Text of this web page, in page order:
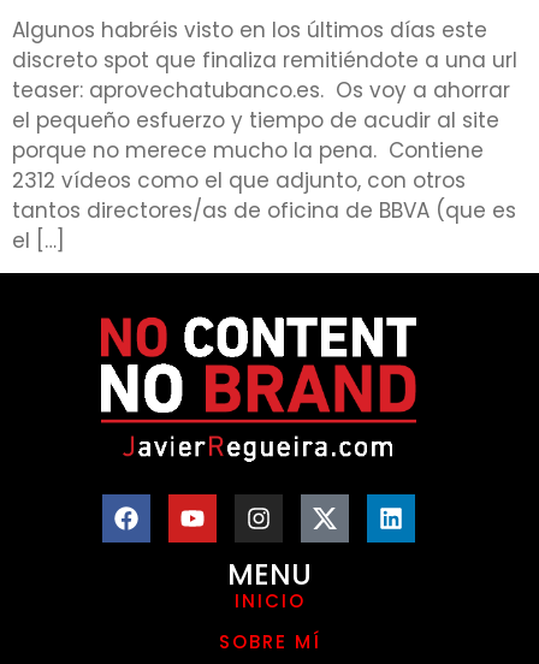
Algunos habréis visto en los últimos días este
discreto spot que finaliza remitiéndote a una url
teaser: aprovechatubanco.es. Os voy a ahorrar
el pequeño esfuerzo y tiempo de acudir al site
porque no merece mucho la pena. Contiene
2312 vídeos como el que adjunto, con otros
tantos directores/as de oficina de BBVA (que es
el […]
MENU
INICIO
SOBRE MÍ